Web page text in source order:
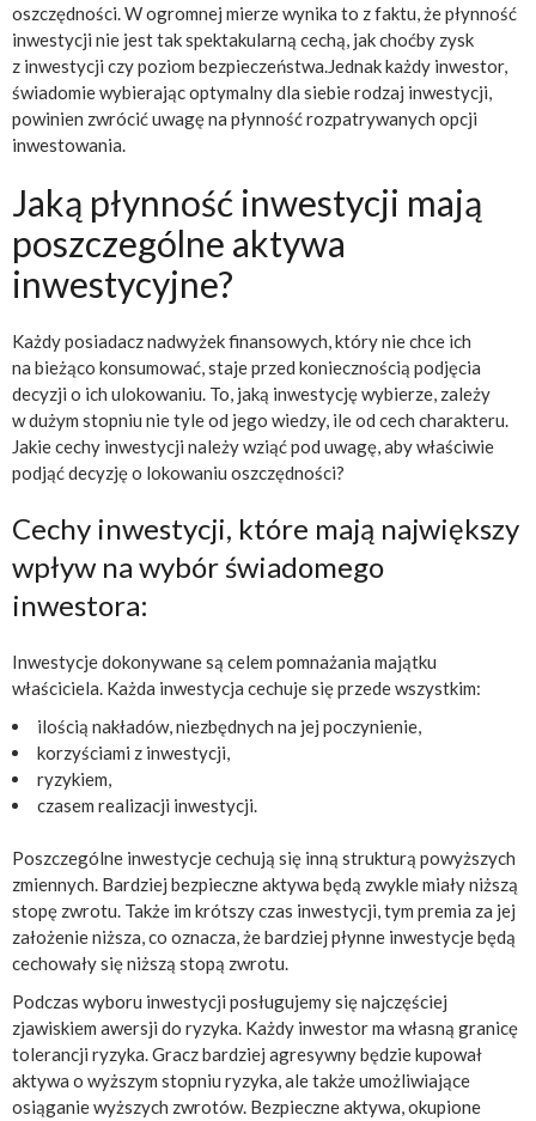
oszczędności. W ogromnej mierze wynika to z faktu, że płynność
inwestycji nie jest tak spektakularną cechą, jak choćby zysk
z inwestycji czy poziom bezpieczeństwa.Jednak każdy inwestor,
świadomie wybierając optymalny dla siebie rodzaj inwestycji,
powinien zwrócić uwagę na płynność rozpatrywanych opcji
inwestowania.
Jaką płynność inwestycji mają
poszczególne aktywa
inwestycyjne?
Każdy posiadacz nadwyżek finansowych, który nie chce ich
na bieżąco konsumować, staje przed koniecznością podjęcia
decyzji o ich ulokowaniu. To, jaką inwestycję wybierze, zależy
w dużym stopniu nie tyle od jego wiedzy, ile od cech charakteru.
Jakie cechy inwestycji należy wziąć pod uwagę, aby właściwie
podjąć decyzję o lokowaniu oszczędności?
Cechy inwestycji, które mają największy
wpływ na wybór świadomego
inwestora:
Inwestycje dokonywane są celem pomnażania majątku
właściciela. Każda inwestycja cechuje się przede wszystkim:
ilością nakładów, niezbędnych na jej poczynienie,
korzyściami z inwestycji,
ryzykiem,
czasem realizacji inwestycji.
Poszczególne inwestycje cechują się inną strukturą powyższych
zmiennych. Bardziej bezpieczne aktywa będą zwykle miały niższą
stopę zwrotu. Także im krótszy czas inwestycji, tym premia za jej
założenie niższa, co oznacza, że bardziej płynne inwestycje będą
cechowały się niższą stopą zwrotu.
Podczas wyboru inwestycji posługujemy się najczęściej
zjawiskiem awersji do ryzyka. Każdy inwestor ma własną granicę
tolerancji ryzyka. Gracz bardziej agresywny będzie kupował
aktywa o wyższym stopniu ryzyka, ale także umożliwiające
osiąganie wyższych zwrotów. Bezpieczne aktywa, okupione